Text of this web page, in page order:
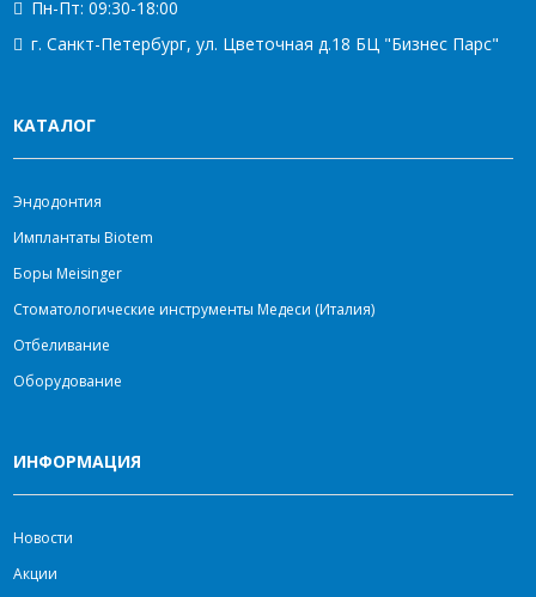
Пн-Пт: 09:30-18:00
г. Санкт-Петербург, ул. Цветочная д.18 БЦ "Бизнес Парс"
КАТАЛОГ
Эндодонтия
Имплантаты Biotem
Боры Meisinger
Стоматологические инструменты Медеси (Италия)
Отбеливание
Оборудование
ИНФОРМАЦИЯ
Новости
Акции